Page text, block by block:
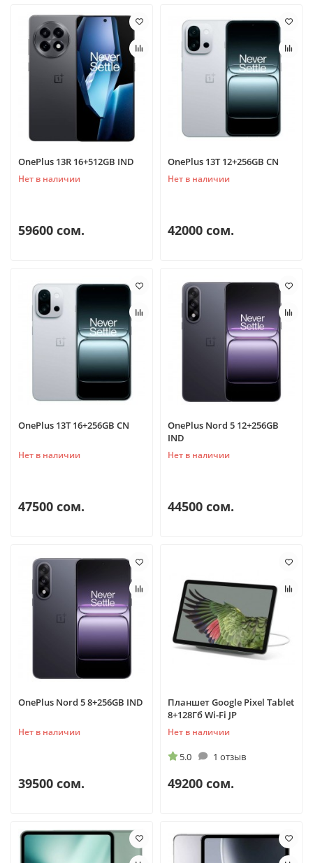
OnePlus 13R 16+512GB IND
Нет в наличии
59600 сом.
OnePlus 13T 12+256GB CN
Нет в наличии
42000 сом.
OnePlus 13T 16+256GB CN
Нет в наличии
47500 сом.
OnePlus Nord 5 12+256GB
IND
Нет в наличии
44500 сом.
OnePlus Nord 5 8+256GB IND
Нет в наличии
39500 сом.
Планшет Google Pixel Tablet
8+128Гб Wi-Fi JP
Нет в наличии
5.0 1 отзыв
49200 сом.